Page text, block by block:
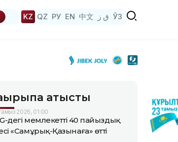
KZ QZ РУ EN 中文 ق ز ЎЗ
қатысты
2026, 01:00
дегі мемлекеттің 40 пайыздық
«Самұрық-Қазынаға» өтті